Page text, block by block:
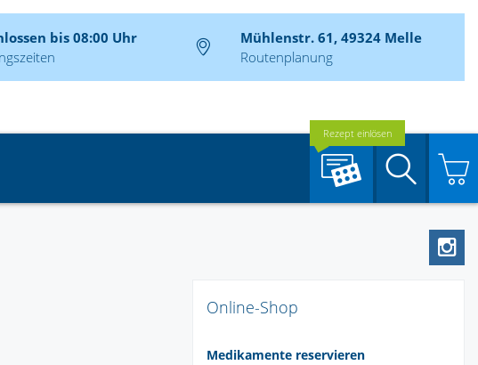
bis 08:00 Uhr
Mühlenstr. 61, 49324 Melle
Routenplanung
Rezept einlösen
Suche
Online-Shop
Medikamente reservieren